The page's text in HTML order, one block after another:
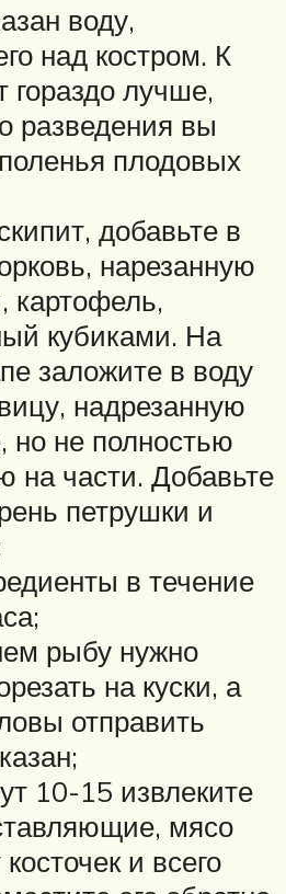
воду,
над костром. К
гораздо лучше,
разведения вы
плодовых
добавьте в
нарезанную
картофель,
кубиками. На
заложите в воду
надрезанную
но не полностью
на части. Добавьте
петрушки и
в течение
рыбу нужно
на куски, а
отправить
10-15 извлеките
мясо
и всего